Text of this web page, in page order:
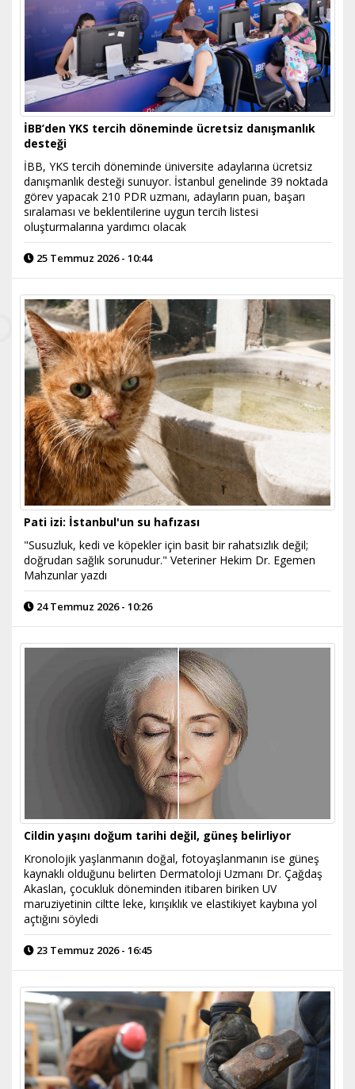
İBB’den YKS tercih döneminde ücretsiz danışmanlık
desteği
İBB, YKS tercih döneminde üniversite adaylarına ücretsiz
danışmanlık desteği sunuyor. İstanbul genelinde 39 noktada
görev yapacak 210 PDR uzmanı, adayların puan, başarı
sıralaması ve beklentilerine uygun tercih listesi
oluşturmalarına yardımcı olacak
25 Temmuz 2026 - 10:44
Pati izi: İstanbul'un su hafızası
"Susuzluk, kedi ve köpekler için basit bir rahatsızlık değil;
doğrudan sağlık sorunudur." Veteriner Hekim Dr. Egemen
Mahzunlar yazdı
24 Temmuz 2026 - 10:26
Cildin yaşını doğum tarihi değil, güneş belirliyor
Kronolojik yaşlanmanın doğal, fotoyaşlanmanın ise güneş
kaynaklı olduğunu belirten Dermatoloji Uzmanı Dr. Çağdaş
Akaslan, çocukluk döneminden itibaren biriken UV
maruziyetinin ciltte leke, kırışıklık ve elastikiyet kaybına yol
açtığını söyledi
23 Temmuz 2026 - 16:45